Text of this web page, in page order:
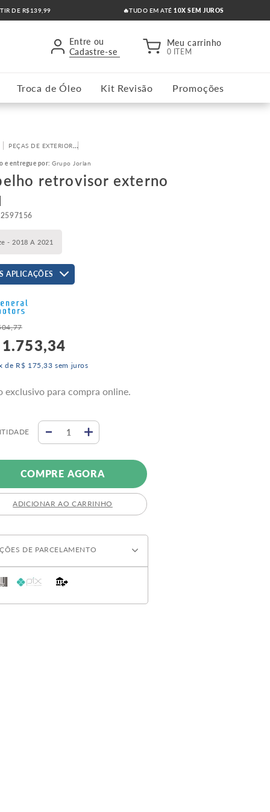
DE R$139,99 🔥TUDO EM ATÉ10X SEM JUROS
Entre ou
Cadastre-se
Meu carrinho
0 ITEM
Troca de Óleo Kit Revisão Promoções
PEÇAS DE EXTERIOR
e entregue por:Grupo Jorlan
retrovisor externo
- 2018 A 2021
APLICAÇÕES
,77
1.753,34
de R$ 175 ,33 sem juros
exclusivo para compra online.
COMPRE AGORA
ADICIONAR AO CARRINHO
DE PARCELAMENTO